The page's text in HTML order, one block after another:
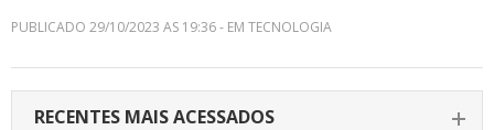
PUBLICADO 29/10/2023 AS 19:36 - EM TECNOLOGIA
RECENTES MAIS ACESSADOS